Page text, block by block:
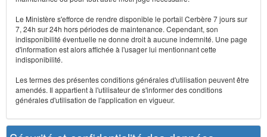
Le Ministère s'efforce de rendre disponible le portail Cerbère 7 jours sur
7, 24h sur 24h hors périodes de maintenance. Cependant, son
indisponibilité éventuelle ne donne droit à aucune indemnité. Une page
d'information est alors affichée à l'usager lui mentionnant cette
indisponibilité.
Les termes des présentes conditions générales d'utilisation peuvent être
amendés. Il appartient à l'utilisateur de s'informer des conditions
générales d'utilisation de l'application en vigueur.